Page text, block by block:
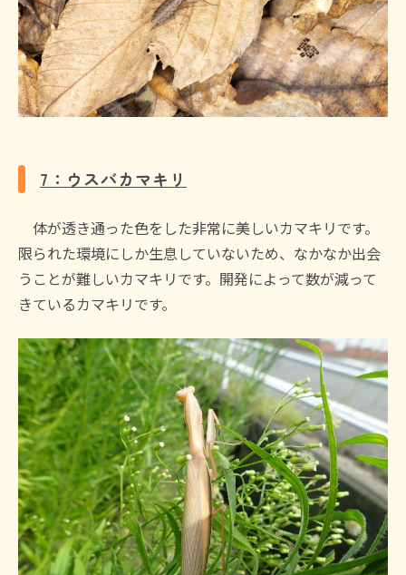
7：ウスバカマキリ
体が透き通った色をした非常に美しいカマキリです。
限られた環境にしか生息していないため、なかなか出会
うことが難しいカマキリです。開発によって数が減って
きているカマキリです。